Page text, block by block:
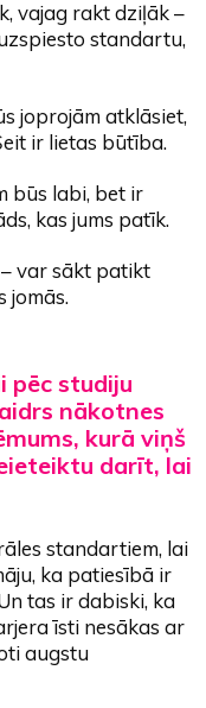
vajag rakt dziļāk –
standartu,
joprojām atklāsiet,
ir lietas būtība.
būs labi, bet ir
kas jums patīk.
var sākt patikt
jomās.
pēc studiju
nākotnes
kurā viņš
darīt, lai
standartiem, lai
ka patiesībā ir
tas ir dabiski, ka
īsti nesākas ar
augstu